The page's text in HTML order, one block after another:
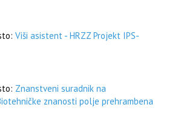
Viši asistent - HRZZ Projekt IPS-
Znanstveni suradnik na
znanosti polje prehrambena